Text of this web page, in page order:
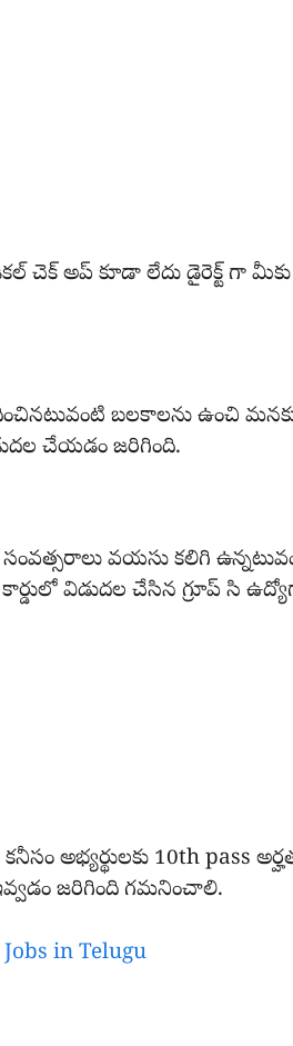
చెక్ అప్ కూడా లేదు డైరెక్ట్ గా మీకు
బలకాలను ఉంచి
చేయడం జరిగింది.
వయసు కలిగి
విడుదల చేసిన గ్రూప్ సి
అభ్యర్థులకు 10th pass
జరిగింది గమనించాలి.
in Telugu